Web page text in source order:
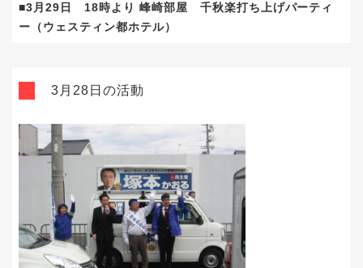
■3月29日 18時より 峰崎部屋 千秋楽打ち上げパーティ
ー（ウェスティン都ホテル）
3月28日の活動